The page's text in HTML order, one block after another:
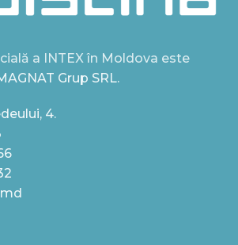
a INTEX în Moldova este
Grup SRL.
4.